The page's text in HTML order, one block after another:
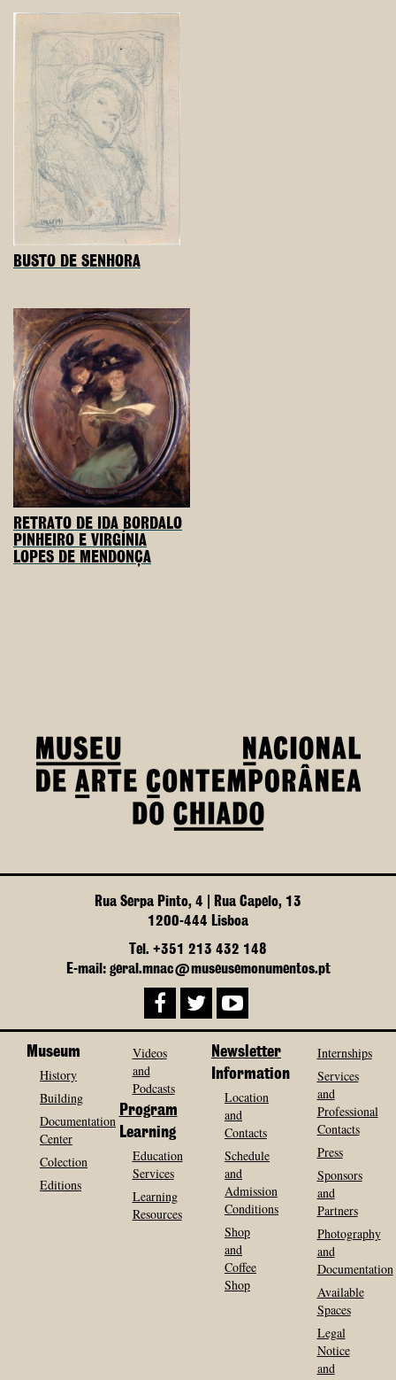
BUSTO DE SENHORA
RETRATO DE IDA BORDALO
PINHEIRO E VIRGÍNIA
LOPES DE MENDONÇA
Rua Serpa Pinto, 4 | Rua Capelo, 13
1200-444 Lisboa
Tel. +351 213 432 148
E-mail: geral.mnac@museusemonumentos.pt
Museum
History
Building
Documentation
Center
Colection
Editions
Videos
and
Podcasts
Program
Learning
Education
Services
Learning
Resources
Newsletter
Information
Location
and
Contacts
Schedule
and
Admission
Conditions
Shop
and
Coffee
Shop
Internships
Services
and
Professional
Contacts
Press
Sponsors
and
Partners
Photography
and
Documentation
Available
Spaces
Legal
Notice
and